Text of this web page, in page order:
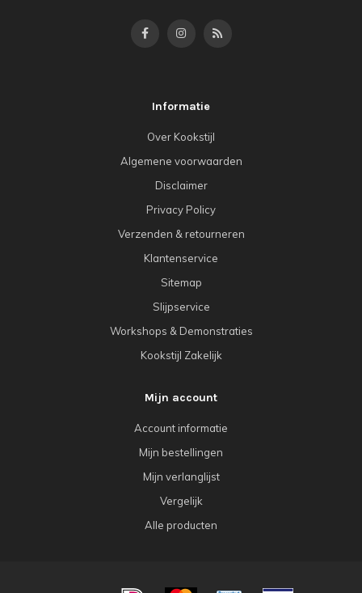
Informatie
Over Kookstijl
Algemene voorwaarden
Disclaimer
Privacy Policy
Verzenden & retourneren
Klantenservice
Sitemap
Slijpservice
Workshops & Demonstraties
Kookstijl Zakelijk
Mijn account
Account informatie
Mijn bestellingen
Mijn verlanglijst
Vergelijk
Alle producten